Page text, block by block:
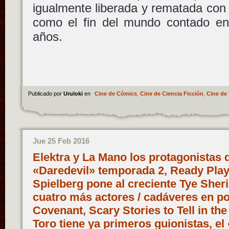
igualmente liberada y rematada
como el fin del mundo contado
años.
Publicado por Uruloki en Cine de Cómics, Cine de Ciencia Ficción Cine de
Jue 25 Feb 2016
Elektra y La Mano los protagonistas
«Daredevil» temporada 2, Ready
Spielberg pone al creciente Tye
cuatro más actores / cadáveres en
Covenant, Scary Stories to Tell in
Toro tiene ya primeros guionistas, el